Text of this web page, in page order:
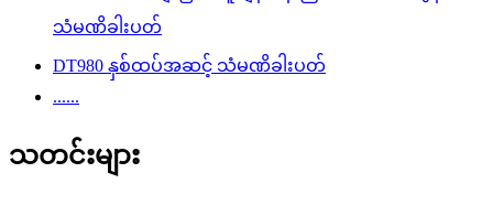
သံမဏိခါးပတ်
DT980 နှစ်ထပ်အဆင့် သံမဏိခါးပတ်
......
သတင်းများ